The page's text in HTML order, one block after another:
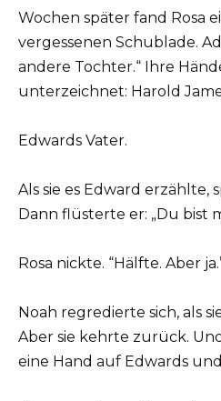
Wochen später fand Rosa
vergessenen Schublade.
andere Tochter.“ Ihre
unterzeichnet: Harold
Edwards Vater.
Als sie es Edward erzählte,
Dann flüsterte er: „Du bist
Rosa nickte. “Hälfte. Aber
Noah regredierte sich, als
Aber sie kehrte zurück.
eine Hand auf Edwards